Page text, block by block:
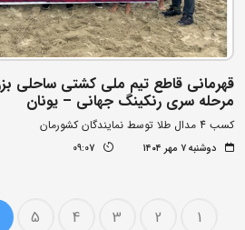
قهرمانی قاطع تیم ملی کشتی ساحلی
مرحله سری رنکینگ جهانی – یونان
کسب 4 مدال طلا توسط نمایندگان کشورمان
دوشنبه ۷ مهر ۱۴۰۴ 09:07
1
2
3
4
5